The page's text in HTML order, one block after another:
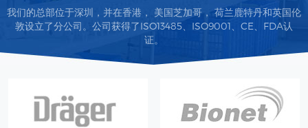
我们的总部位于深圳，并在香港， 美国芝加哥， 荷兰鹿特丹和英国伦
敦设立了分公司。公司获得了ISO13485、ISO9001、CE、FDA认
证。